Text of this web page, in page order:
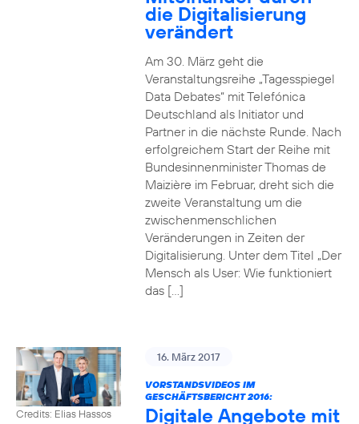
die Digitalisierung
verändert
Am 30. März geht die
Veranstaltungsreihe „Tagesspiegel
Data Debates“ mit Telefónica
Deutschland als Initiator und
Partner in die nächste Runde. Nach
erfolgreichem Start der Reihe mit
Bundesinnenminister Thomas de
Maizière im Februar, dreht sich die
zweite Veranstaltung um die
zwischenmenschlichen
Veränderungen in Zeiten der
Digitalisierung. Unter dem Titel „Der
Mensch als User: Wie funktioniert
das […]
Credits: Elias Hassos
16. März 2017
VORSTANDSVIDEOS IM
GESCHÄFTSBERICHT 2016:
Digitale Angebote mit